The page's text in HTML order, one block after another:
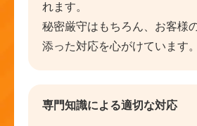
れます。
秘密厳守はもちろん、お客様
添った対応を心がけています。
専門知識による適切な対応